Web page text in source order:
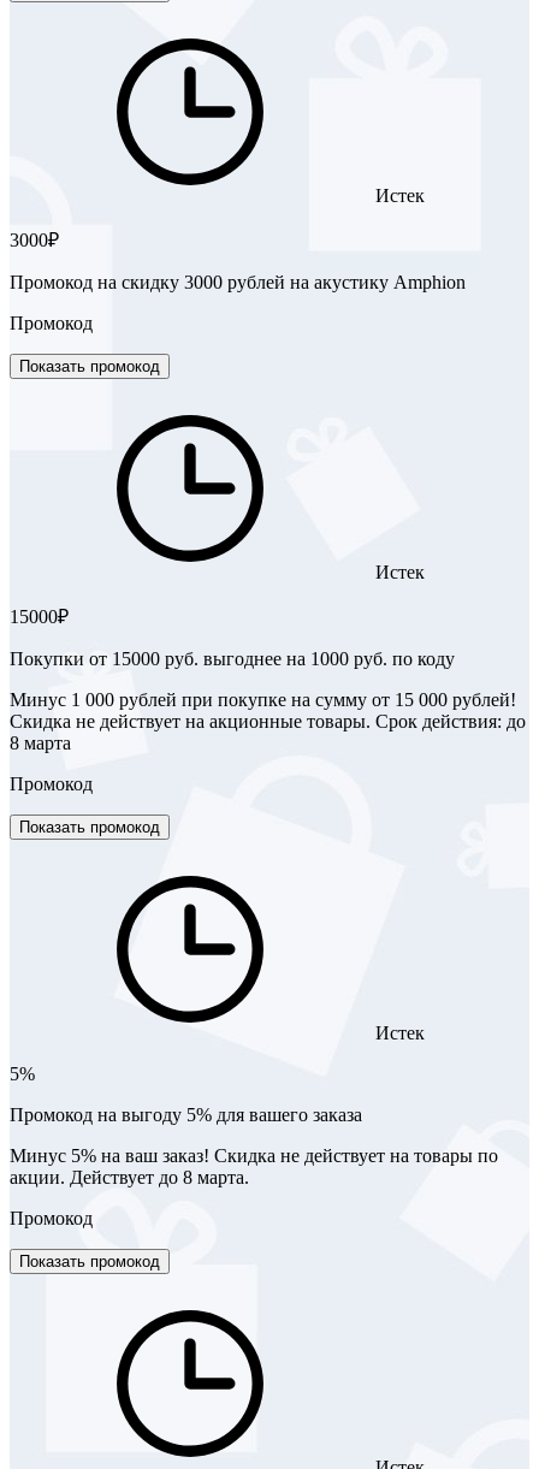
Истек
3000₽
Промокод на скидку 3000 рублей на акустику Amphion
Промокод
Показать промокод
Истек
15000₽
Покупки от 15000 руб. выгоднее на 1000 руб. по коду
Минус 1 000 рублей при покупке на сумму от 15 000 рублей!
Скидка не действует на акционные товары. Срок действия: до
8 марта
Промокод
Показать промокод
Истек
5%
Промокод на выгоду 5% для вашего заказа
Минус 5% на ваш заказ! Скидка не действует на товары по
акции. Действует до 8 марта.
Промокод
Показать промокод